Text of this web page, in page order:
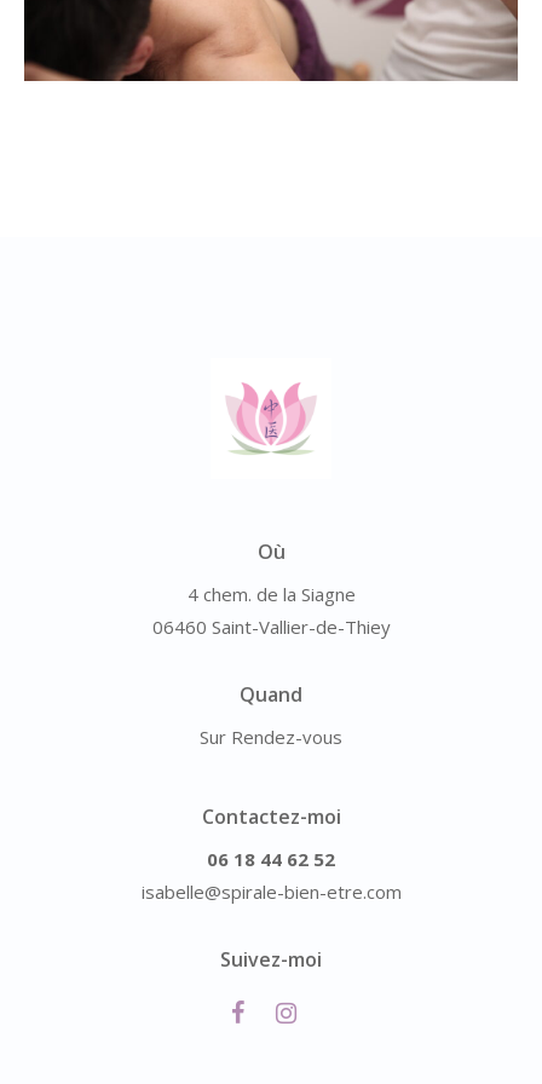
Où
4 chem. de la Siagne
06460 Saint-Vallier-de-Thiey
Quand
Sur Rendez-vous
Contactez-moi
06 18 44 62 52
isabelle@spirale-bien-etre.com
Suivez-moi